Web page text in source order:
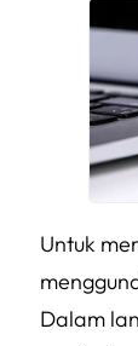
Untuk
Dalam